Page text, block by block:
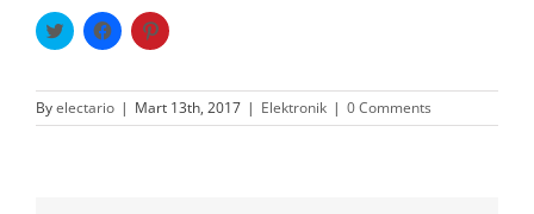
Twitter
üzerinde
tıklayın
(Yeni
pencerede
Facebook'ta
paylaşmak
(Yeni
pencerede
açılır)
Pinterest'te
paylaşmak
(Yeni
pencerede
açılır)
Byelectario | Mart 13th, 2017 | Elektronik | 0 Comments